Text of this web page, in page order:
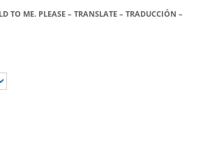
TO ME. PLEASE – TRANSLATE – TRADUCCIÓN –